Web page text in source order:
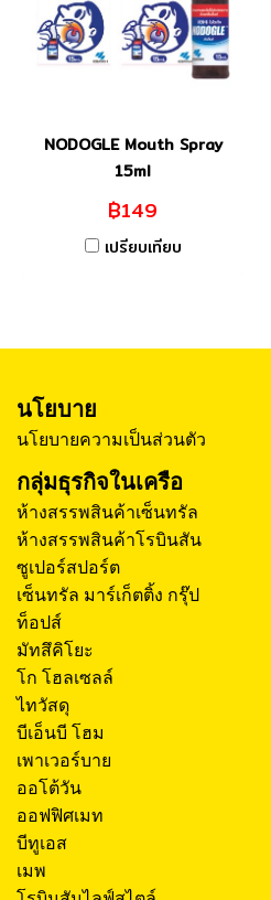
NODOGLE Mouth Spray
15ml
฿149
เปรียบเทียบ
นโยบาย
นโยบายความเป็นส่วนตัว
กลุ่มธุรกิจในเครือ
ห้างสรรพสินค้าเซ็นทรัล
ห้างสรรพสินค้าโรบินสัน
ซูเปอร์สปอร์ต
เซ็นทรัล มาร์เก็ตติ้ง กรุ๊ป
ท็อปส์
มัทสึคิโยะ
โก โฮลเซลล์
ไทวัสดุ
บีเอ็นบี โฮม
เพาเวอร์บาย
ออโต้วัน
ออฟฟิศเมท
บีทูเอส
เมพ